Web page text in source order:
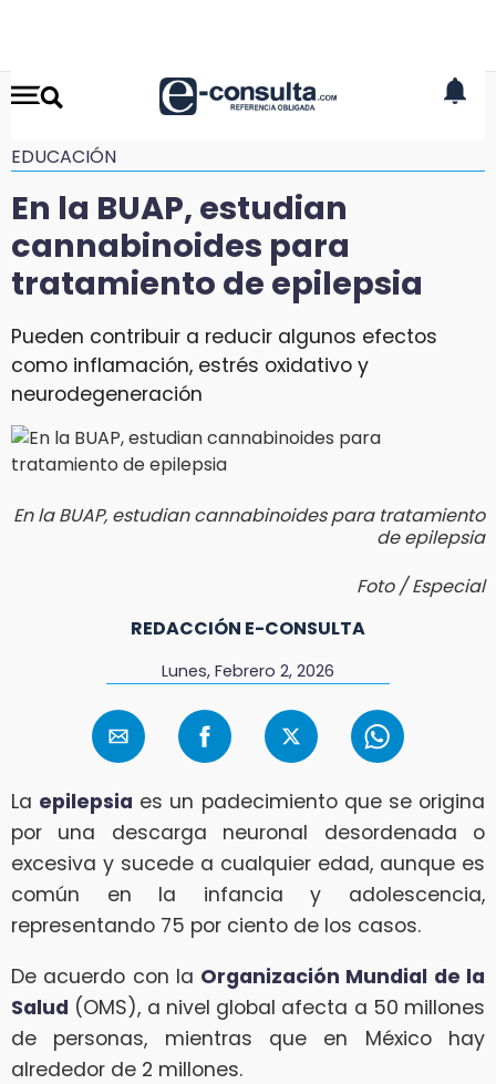
EDUCACIÓN
En la BUAP, estudian
cannabinoides para
tratamiento de epilepsia
Pueden contribuir a reducir algunos efectos
como inflamación, estrés oxidativo y
neurodegeneración
En la BUAP, estudian cannabinoides para tratamiento
de epilepsia
Foto / Especial
REDACCIÓN E-CONSULTA
Lunes, Febrero 2, 2026
La epilepsia es un padecimiento que se origina
por una descarga neuronal desordenada o
excesiva y sucede a cualquier edad, aunque es
común en la infancia y adolescencia,
representando 75 por ciento de los casos.
De acuerdo con la Organización Mundial de la
Salud (OMS), a nivel global afecta a 50 millones
de personas, mientras que en México hay
alrededor de 2 millones.